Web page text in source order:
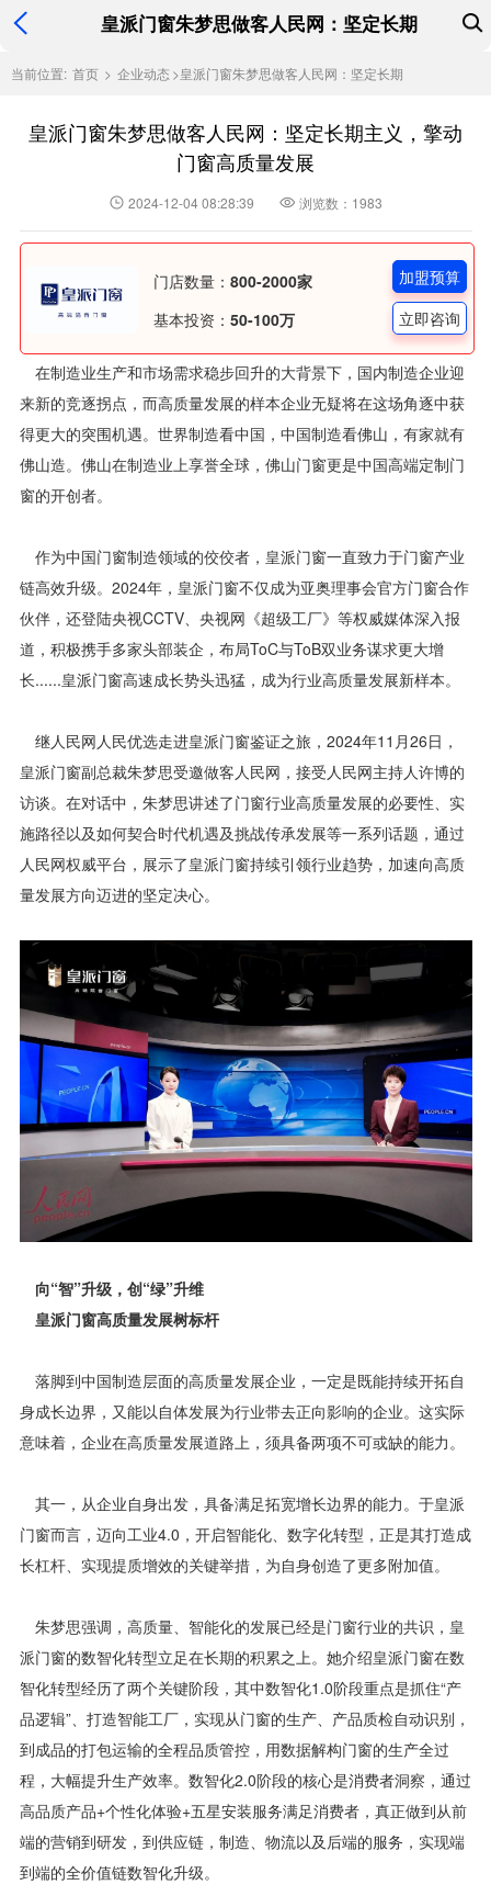
皇派门窗朱梦思做客人民网：坚定长期
当前位置: 首页 > 企业动态 >皇派门窗朱梦思做客人民网：坚定长期
皇派门窗朱梦思做客人民网：坚定长期主义，擎动
门窗高质量发展
2024-12-04 08:28:39 浏览数：1983
门店数量： 800-2000家
基本投资： 50-100万
加盟预算
立即咨询
在制造业生产和市场需求稳步回升的大背景下，国内制造企业迎
来新的竞逐拐点，而高质量发展的样本企业无疑将在这场角逐中获
得更大的突围机遇。世界制造看中国，中国制造看佛山，有家就有
佛山造。佛山在制造业上享誉全球，佛山门窗更是中国高端定制门
窗的开创者。
作为中国门窗制造领域的佼佼者，皇派门窗一直致力于门窗产业
链高效升级。2024年，皇派门窗不仅成为亚奥理事会官方门窗合作
伙伴，还登陆央视CCTV、央视网《超级工厂》等权威媒体深入报
道，积极携手多家头部装企，布局ToC与ToB双业务谋求更大增
长......皇派门窗高速成长势头迅猛，成为行业高质量发展新样本。
继人民网人民优选走进皇派门窗鉴证之旅，2024年11月26日，
皇派门窗副总裁朱梦思受邀做客人民网，接受人民网主持人许博的
访谈。在对话中，朱梦思讲述了门窗行业高质量发展的必要性、实
施路径以及如何契合时代机遇及挑战传承发展等一系列话题，通过
人民网权威平台，展示了皇派门窗持续引领行业趋势，加速向高质
量发展方向迈进的坚定决心。
向“智”升级，创“绿”升维
皇派门窗高质量发展树标杆
落脚到中国制造层面的高质量发展企业，一定是既能持续开拓自
身成长边界，又能以自体发展为行业带去正向影响的企业。这实际
意味着，企业在高质量发展道路上，须具备两项不可或缺的能力。
其一，从企业自身出发，具备满足拓宽增长边界的能力。于皇派
门窗而言，迈向工业4.0，开启智能化、数字化转型，正是其打造成
长杠杆、实现提质增效的关键举措，为自身创造了更多附加值。
朱梦思强调，高质量、智能化的发展已经是门窗行业的共识，皇
派门窗的数智化转型立足在长期的积累之上。她介绍皇派门窗在数
智化转型经历了两个关键阶段，其中数智化1.0阶段重点是抓住“产
品逻辑”、打造智能工厂，实现从门窗的生产、产品质检自动识别，
到成品的打包运输的全程品质管控，用数据解构门窗的生产全过
程，大幅提升生产效率。数智化2.0阶段的核心是消费者洞察，通过
高品质产品+个性化体验+五星安装服务满足消费者，真正做到从前
端的营销到研发，到供应链，制造、物流以及后端的服务，实现端
到端的全价值链数智化升级。